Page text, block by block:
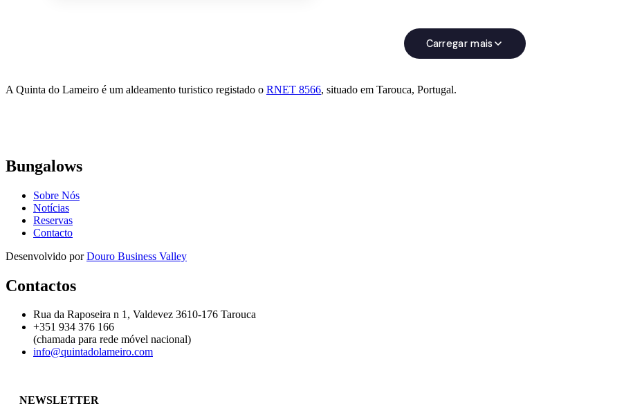
Carregar mais
A Quinta do Lameiro é um aldeamento turistico registado o RNET 8566, situado em Tarouca, Portugal.
Bungalows
Sobre Nós
Notícias
Reservas
Contacto
Desenvolvido porDouro Business Valley
Contactos
Rua da Raposeira n 1, Valdevez 3610-176 Tarouca
+351 ‭934 376 166‬
(chamada para rede móvel nacional)
info@quintadolameiro.com
NEWSLETTER